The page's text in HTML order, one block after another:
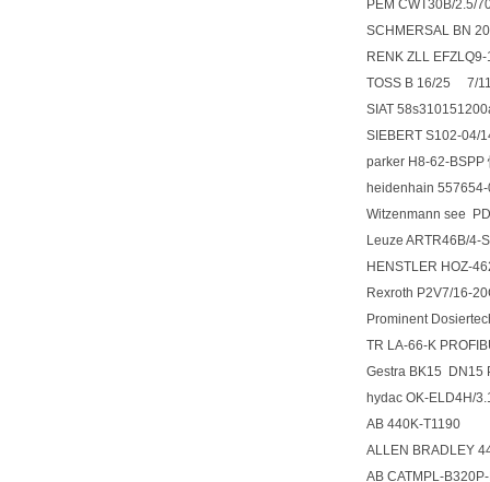
PEM CWT30B/2.5/
SCHMERSAL BN
RENK ZLL
TOSS B 16/25 7/
SIAT
SIEBERT S102-04/
parker H8-62-BSPP
heidenhain
Witzenmann see
Leuze ARTR46B/4-
HENSTLER HOZ-
Rexroth P2V7/16-
Prominent
TR LA-66-K
Gestra BK15 DN15
hydac OK-ELD4H/
AB 440K-T1190
ALLEN BRADLEY
AB CATMPL-